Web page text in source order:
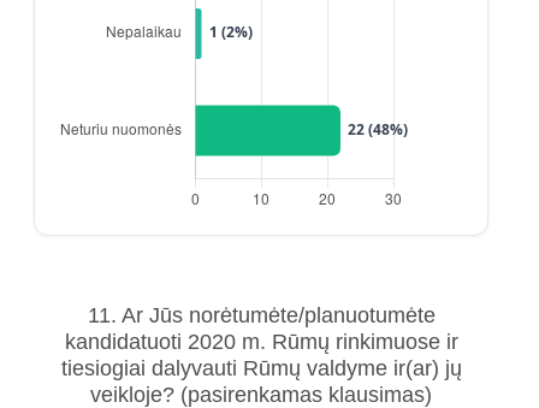
11. Ar Jūs norėtumėte/planuotumėte
kandidatuoti 2020 m. Rūmų rinkimuose ir
tiesiogiai dalyvauti Rūmų valdyme ir(ar) jų
veikloje? (pasirenkamas klausimas)